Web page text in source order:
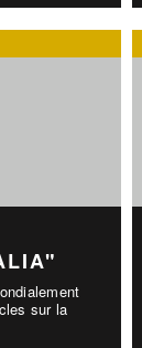
sur la